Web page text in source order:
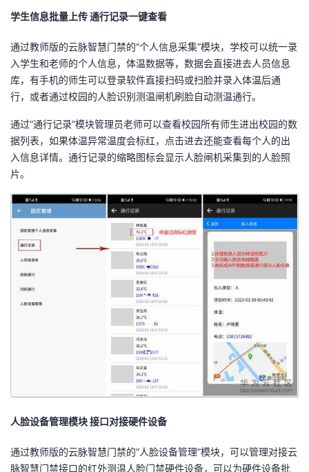
坛
圈
子
的
直
我
的
动
我
关
的
开
发
者
学
我
的
Programs
我
的
支
持
我
学生信息批量上传 通行记录一键查看
通过教师版的云脉智慧门禁的“个人信息采集”模块，学校可以统一录
入学生和老师的个人信息，体温数据等，数据会直接进去人员信息
库，有手机的师生可以登录软件直接扫码或扫脸并录入体温后通
行，或者通过校园的人脸识别测温闸机刷脸自动测温通行。
通过“通行记录”模块管理员老师可以查看校园所有师生进出校园的数
据列表，如果体温异常温度会标红，点击进去还能查看每个人的出
入信息详情。通行记录的缩略图标会显示人脸闸机采集到的人脸照
片。
人脸设备管理模块 接口对接硬件设备
通过教师版的云脉智慧门禁的“人脸设备管理”模块，可以管理对接云
脉智慧门禁接口的红外测温人脸门禁硬件设备，可以为硬件设备批